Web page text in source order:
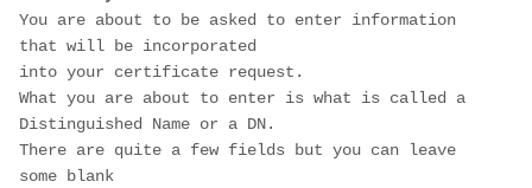
You are about to be asked to enter information
that will be incorporated
into your certificate request.
What you are about to enter is what is called a
Distinguished Name or a DN.
There are quite a few fields but you can leave
some blank